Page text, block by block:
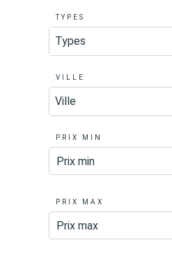
TYPES
Types
VILLE
Ville
PRIX MIN
PRIX MAX